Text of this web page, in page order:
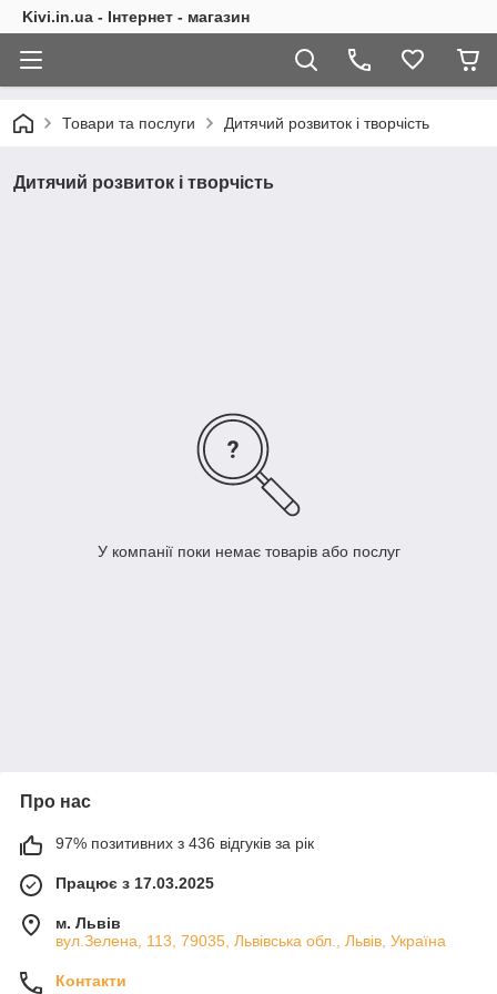
Kivi.in.ua - Інтернет - магазин
Товари та послуги Дитячий розвиток і творчість
Дитячий розвиток і творчість
У компанії поки немає товарів або послуг
Про нас
97% позитивних з 436 відгуків за рік
Працює з 17.03.2025
м. Львів
вул.Зелена, 113, 79035, Львівська обл., Львів, Україна
Контакти